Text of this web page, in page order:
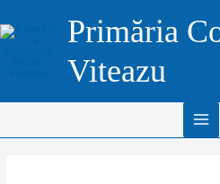
to
Primăria
Viteazu